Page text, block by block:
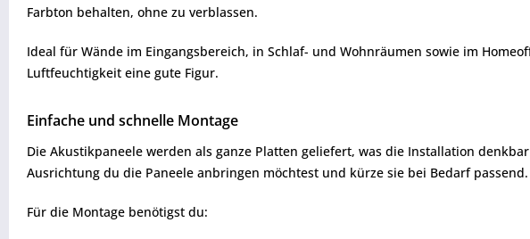
Farbton behalten, ohne zu verblassen.
Ideal für Wände im Eingangsbereich, in Schlaf- und Wohnräumen sowie im
Luftfeuchtigkeit eine gute Figur.
Einfache und schnelle Montage
Die Akustikpaneele werden als ganze Platten geliefert, was die Installation
Ausrichtung du die Paneele anbringen möchtest und kürze sie bei Bedarf
Für die Montage benötigst du: